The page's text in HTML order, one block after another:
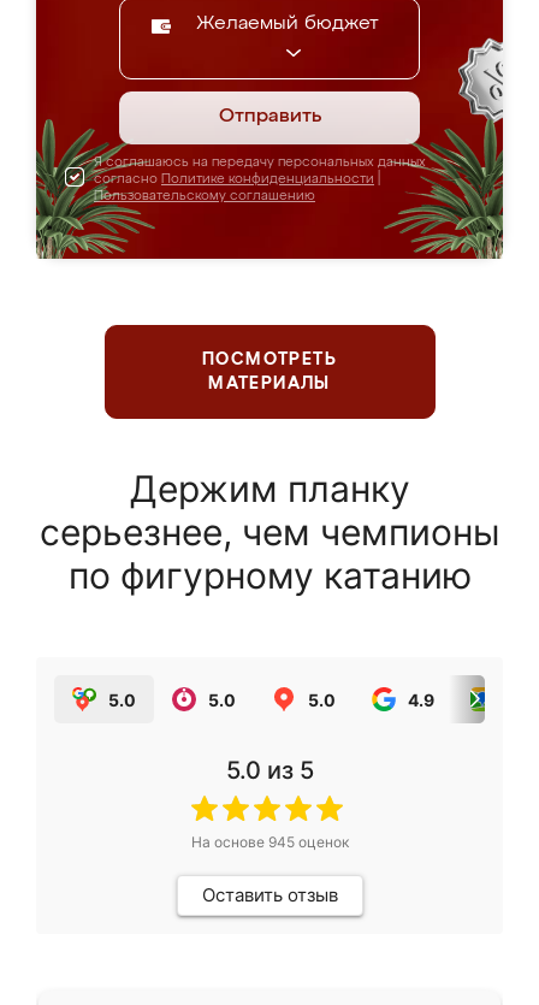
Желаемый бюджет
Отправить
Я соглашаюсь на передачу персональных данных
согласно Политике конфиденциальности
Пользовательскому соглашению
ПОСМОТРЕТЬ
МАТЕРИАЛЫ
Держим планку
серьезнее, чем чемпионы
по фигурному катанию
5.0 5.0 5.0 4.9
5.0 из 5
На основе 945оценок
Оставить отзыв